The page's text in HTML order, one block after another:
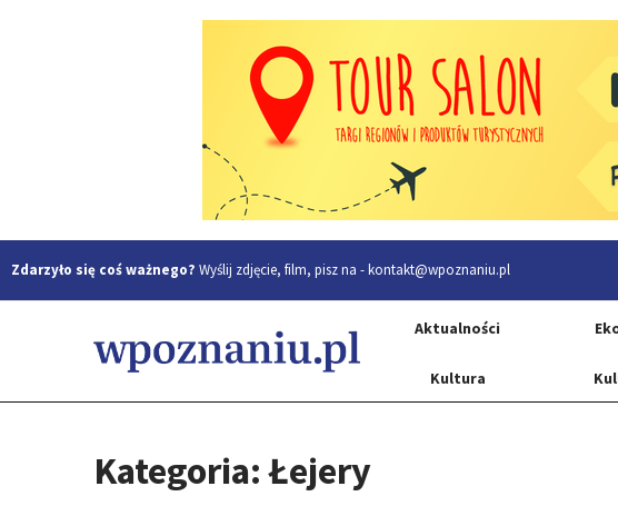
Zdarzyło się coś ważnego? Wyślij zdjęcie, film, pisz na -kontakt@wpoznaniu.pl
Aktualności
Kultura
Kategoria: Łejery